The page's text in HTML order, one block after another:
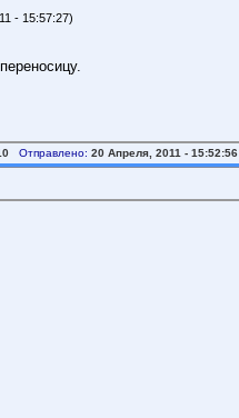
- 15:57:27)
Отправлено: 20 Апреля, 2011 - 15:52:56